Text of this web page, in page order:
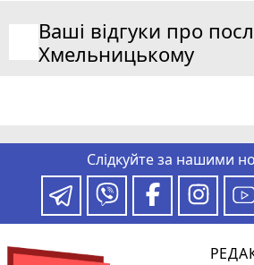
Ваші відгуки про
Хмельницькому
Слідкуйте за нашими